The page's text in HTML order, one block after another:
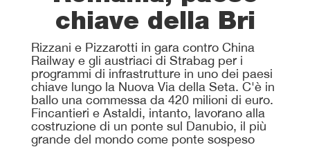
chiave della Bri
Rizzani e Pizzarotti in gara contro China
Railway e gli austriaci di Strabag per i
programmi di infrastrutture in uno dei paesi
chiave lungo la Nuova Via della Seta. C'è in
ballo una commessa da 420 milioni di euro.
Fincantieri e Astaldi, intanto, lavorano alla
costruzione di un ponte sul Danubio, il più
grande del mondo come ponte sospeso